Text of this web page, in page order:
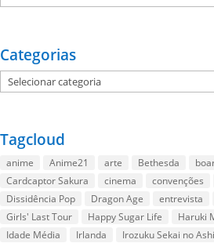
Categorias
Categorias
Tagcloud
anime Anime21 arte Bethesda
Cardcaptor Sakura
cinema convenções
Dissidência Pop
Dragon Age entrevista
Girls' Last Tour
Happy Sugar Life Haruki
Idade Média
Irlanda Irozuku Sekai no